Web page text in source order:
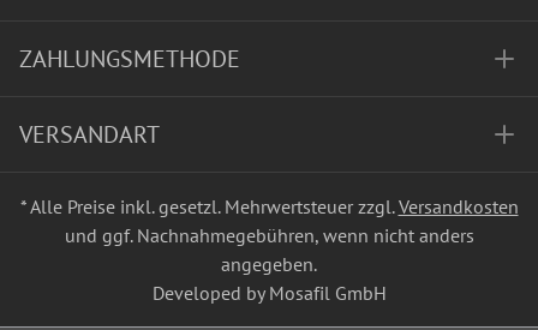
ZAHLUNGSMETHODE
VERSANDART
* Alle Preise inkl. gesetzl. Mehrwertsteuer zzgl.Versandkosten
und ggf. Nachnahmegebühren, wenn nicht anders
angegeben.
Developed by Mosafil GmbH